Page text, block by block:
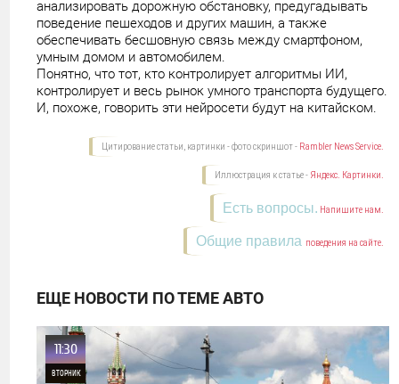
анализировать дорожную обстановку, предугадывать
поведение пешеходов и других машин, а также
обеспечивать бесшовную связь между смартфоном,
умным домом и автомобилем.
Понятно, что тот, кто контролирует алгоритмы ИИ,
контролирует и весь рынок умного транспорта будущего.
И, похоже, говорить эти нейросети будут на китайском.
Цитирование статьи, картинки - фото скриншот - Rambler News Service.
Иллюстрация к статье - Яндекс. Картинки.
Есть вопросы. Напишите нам.
Общие правила поведения на сайте.
ЕЩЕ НОВОСТИ ПО ТЕМЕ АВТО
11:30
ВТОРНИК